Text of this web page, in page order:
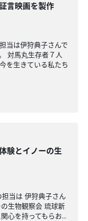
言映画を製作
当は伊狩典子さんで
対馬丸生存者７人
を生きている私たち
験とイノーの生
当は 伊狩典子さん
生物観察会 琉球新
心を持ってもらお...